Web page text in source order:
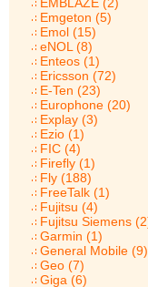
Emgeton (5)
Emol (15)
eNOL (8)
Enteos (1)
Ericsson (72)
E-Ten (23)
Europhone (20)
Explay (3)
Ezio (1)
FIC (4)
Firefly (1)
Fly (188)
FreeTalk (1)
Fujitsu (4)
Fujitsu Siemens
Garmin (1)
General Mobile (9)
Geo (7)
Giga (6)